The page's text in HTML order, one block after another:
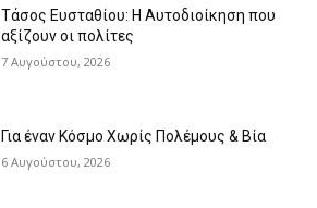
Τάσος Ευσταθίου: Η Αυτοδιοίκηση που
αξίζουν οι πολίτες
7 Αυγούστου, 2026
Για έναν Κόσμο Χωρίς Πολέμους & Βία
6 Αυγούστου, 2026